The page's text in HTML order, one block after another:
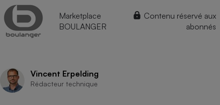
Marketplace
BOULANGER
Contenu réservé aux
abonnés
Vincent Erpelding
Rédacteur technique